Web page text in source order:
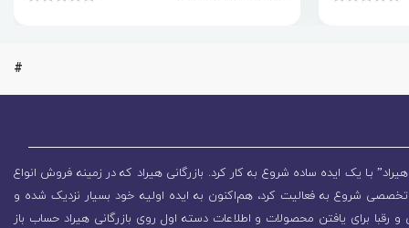
#
بـا یک ایده ساده شروع به کار کرد. بازرگانی هیراد که در زمینه فروش انواع
شروع به فعالیت کرد، هم‌اکنون به ایده اولیه خود بسیار نزدیک شده و
برای یافتن محصولات و اطلاعات دسته اول روی بازرگانی هیراد حساب باز